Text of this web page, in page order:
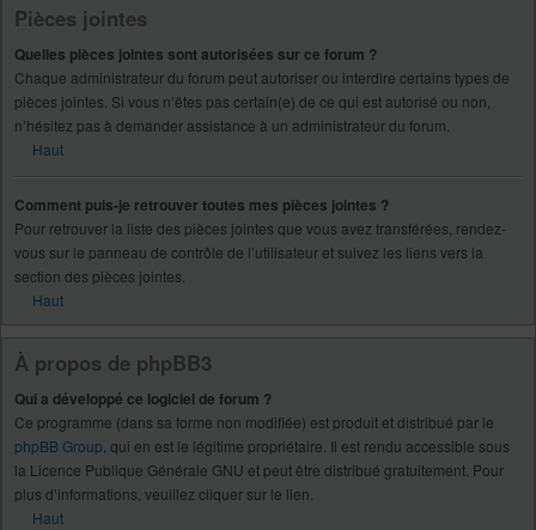
Pièces jointes
Quelles pièces jointes sont autorisées sur ce forum ?
Chaque administrateur du forum peut autoriser ou interdire certains types de
pièces jointes. Si vous n’êtes pas certain(e) de ce qui est autorisé ou non,
n’hésitez pas à demander assistance à un administrateur du forum.
Haut
Comment puis-je retrouver toutes mes pièces jointes ?
Pour retrouver la liste des pièces jointes que vous avez transférées, rendez-
vous sur le panneau de contrôle de l’utilisateur et suivez les liens vers la
section des pièces jointes.
Haut
À propos de phpBB3
Qui a développé ce logiciel de forum ?
Ce programme (dans sa forme non modifiée) est produit et distribué par le
phpBB Group , qui en est le légitime propriétaire. Il est rendu accessible sous
la Licence Publique Générale GNU et peut être distribué gratuitement. Pour
plus d’informations, veuillez cliquer sur le lien.
Haut